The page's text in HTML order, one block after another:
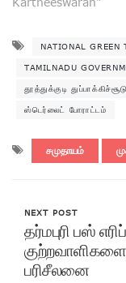
NATIONAL GREEN
TAMILNADU
தூத்துக்குடி துப்பாக்கிச்சூடு
ஸ்டெர்லைட் போராட்டம்
சமுதாயம்
NEXT POST
தர்மபுரி பஸ்
பரிசீலனை